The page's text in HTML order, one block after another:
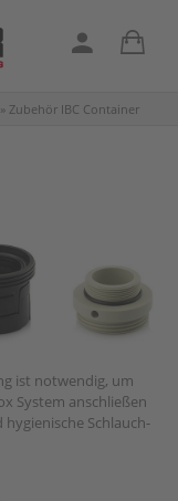
» Zubehör IBC Container
ist notwendig, um
System anschließen
Schlauch-